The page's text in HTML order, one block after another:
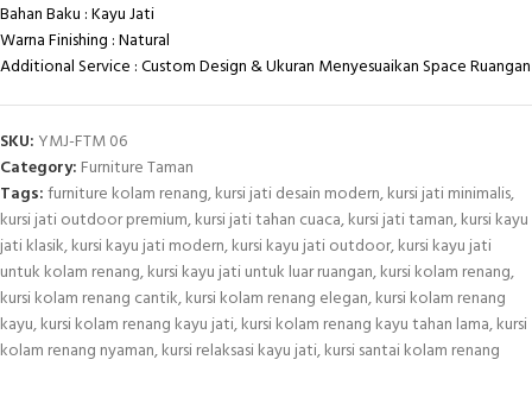
Bahan Baku : Kayu Jati
Warna Finishing : Natural
Additional Service : Custom Design & Ukuran Menyesuaikan Space Ruangan
SKU: YMJ-FTM 06
Category: Furniture Taman
Tags:furniture kolam renang,kursi jati desain modern,kursi jati minimalis,
kursi jati outdoor premium,kursi jati tahan cuaca,kursi jati taman,kursi kayu
jati klasik,kursi kayu jati modern,kursi kayu jati outdoor,kursi kayu jati
untuk kolam renang,kursi kayu jati untuk luar ruangan,kursi kolam renang,
kursi kolam renang cantik,kursi kolam renang elegan,kursi kolam renang
kayu,kursi kolam renang kayu jati,kursi kolam renang kayu tahan lama,kursi
kolam renang nyaman,kursi relaksasi kayu jati,kursi santai kolam renang